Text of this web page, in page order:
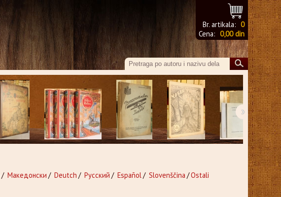
Br. artikala: 0
Cena: 0,00 din
›
/ Македонски / Deutch / Русский / Español/ Slovenščina /Ostali